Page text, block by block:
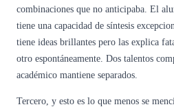
combinaciones que no anticipaba. El
tiene una capacidad de síntesis
tiene ideas brillantes pero las explica
otro espontáneamente. Dos talentos
académico mantiene separados.
Tercero, y esto es lo que menos se